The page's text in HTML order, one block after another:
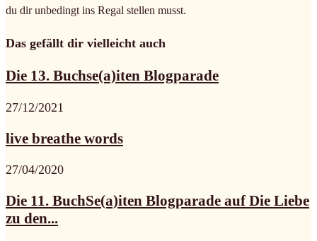
du dir unbedingt ins Regal stellen musst.
Das gefällt dir vielleicht auch
Die 13. Buchse(a)iten Blogparade
27/12/2021
live breathe words
27/04/2020
Die 11. BuchSe(a)iten Blogparade auf Die Liebe
zu den...